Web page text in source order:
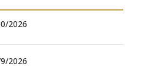
2026
2026